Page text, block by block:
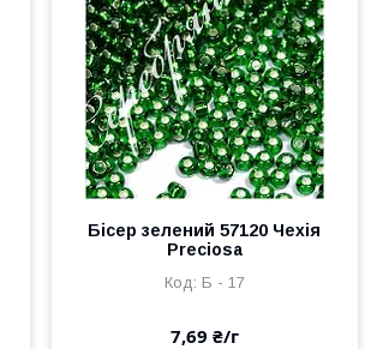
Бісер зелений 57120 Чехія
Preciosa
Б - 17
7,69 ₴/г